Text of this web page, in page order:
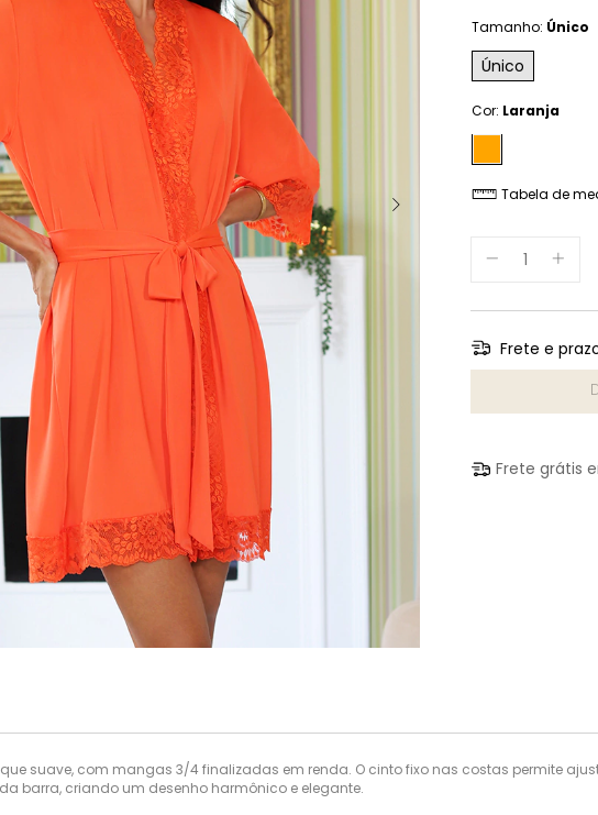
Tamanho: Único
Único
Cor: Laranja
Tabela de
Frete e
Entregas para o
Frete grátis
suave, com mangas 3/4 finalizadas em renda. O cinto fixo nas costas permite
barra, criando um desenho harmônico e elegante.